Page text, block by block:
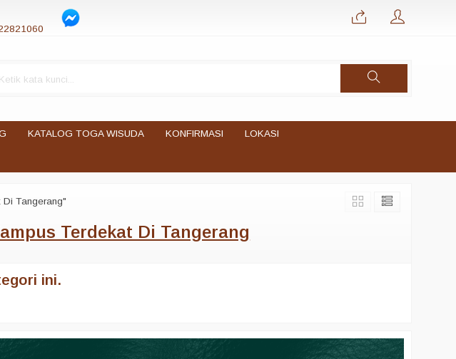
KATALOG TOGA WISUDA KONFIRMASI LOKASI
Tangerang"
Terdekat Di Tangerang
ini.